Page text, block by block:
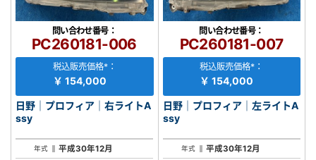
問い合わせ番号：
PC260181-006
税込販売価格*：
￥ 154,000
日野｜プロフィア｜右ライトA
ssy
年式 平成30年12月
問い合わせ番号：
PC260181-007
税込販売価格*：
￥ 154,000
日野｜プロフィア｜左ライトA
ssy
年式 平成30年12月